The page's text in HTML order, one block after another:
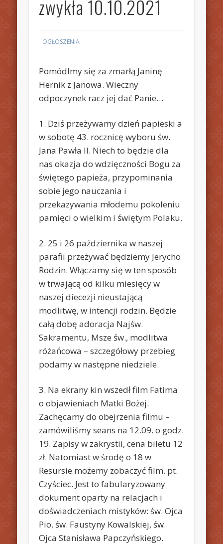
zwykła 10.10.2021
OGŁOSZENIA
Pomódlmy się za zmarłą Janinę
Hernik z Janowa. Wieczny
odpoczynek racz jej dać Panie…
1. Dziś przeżywamy dzień papieski a
w sobotę 43. rocznicę wyboru św.
Jana Pawła II. Niech to będzie dla
nas okazja do wdzięczności Bogu za
świętego papieża, przypominania
sobie jego nauczania i
przekazywania młodemu pokoleniu
pamięci o wielkim i świętym Polaku.
2. 25 i 26 października w naszej
parafii przeżywać będziemy Jerycho
Rodzin. Włączamy się w ten sposób
w trwającą od kilku miesięcy w
naszej diecezji nieustającą
modlitwę, w intencji rodzin. Będzie
całą dobę adoracja Najśw.
Sakramentu, Msze św., modlitwa
różańcowa – szczegółowy przebieg
podamy w następne niedziele.
3. Na ekrany kin wszedł film Fatima
o objawieniach Matki Bożej.
Zachęcamy do obejrzenia filmu –
zamówiliśmy seans na 12.09. o godz.
19. Zapisy w zakrystii, cena biletu 12
zł. Natomiast w środę o 18 w
Resursie możemy zobaczyć film. pt.
Czyściec. Jest to fabularyzowany
dokument oparty na relacjach i
doświadczeniach mistyków: św. Ojca
Pio, św. Faustyny Kowalskiej, św.
Ojca Stanisława Papczyńskiego.